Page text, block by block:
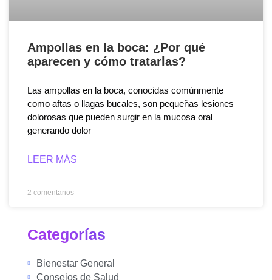
Ampollas en la boca: ¿Por qué
aparecen y cómo tratarlas?
Las ampollas en la boca, conocidas comúnmente
como aftas o llagas bucales, son pequeñas lesiones
dolorosas que pueden surgir en la mucosa oral
generando dolor
LEER MÁS
2 comentarios
Categorías
Bienestar General
Consejos de Salud